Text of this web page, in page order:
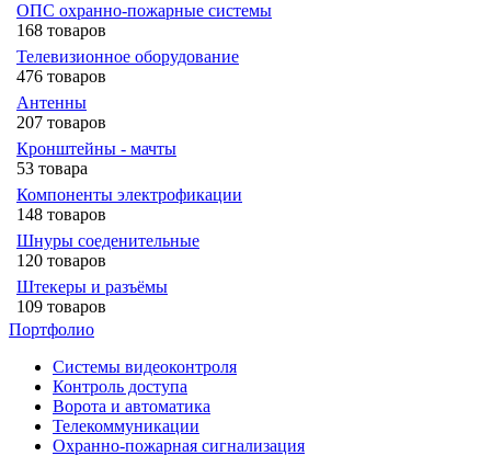
ОПС охранно-пожарные системы
168 товаров
Телевизионное оборудование
476 товаров
Антенны
207 товаров
Кронштейны - мачты
53 товара
Компоненты электрофикации
148 товаров
Шнуры соеденительные
120 товаров
Штекеры и разъёмы
109 товаров
Портфолио
Системы видеоконтроля
Контроль доступа
Ворота и автоматика
Телекоммуникации
Охранно-пожарная сигнализация